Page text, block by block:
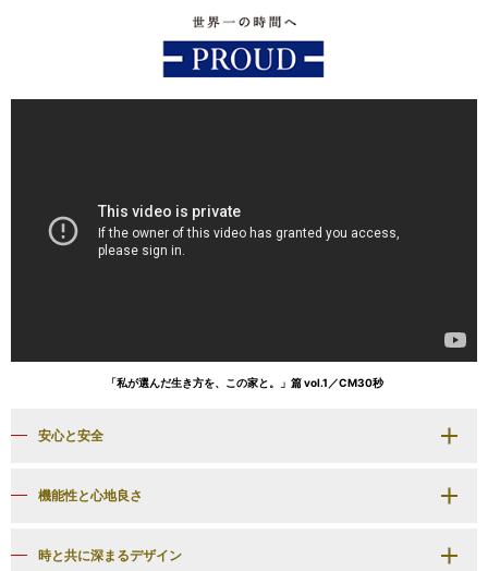
「私が選んだ生き方を、この家と。」篇 vol.1／CM30秒
安心と安全
機能性と心地良さ
時と共に深まるデザイン